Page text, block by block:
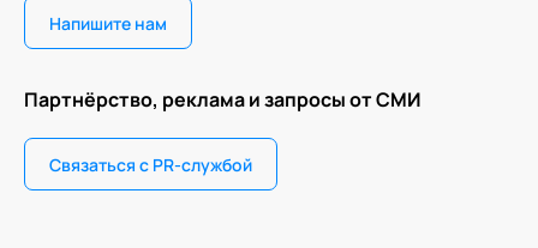
Напишите нам
Партнёрство, реклама и запросы от СМИ
Связаться с PR-службой